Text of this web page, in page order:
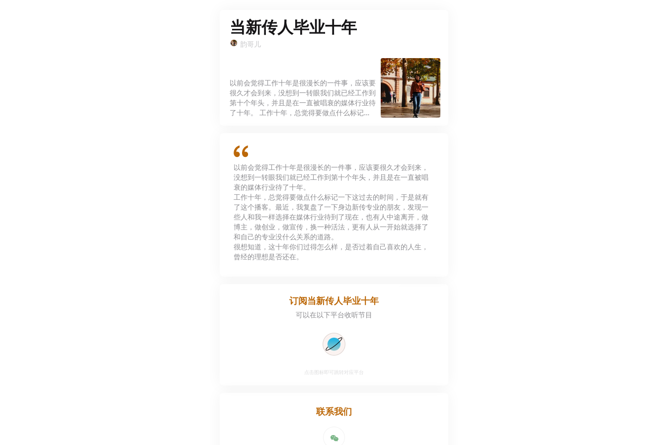
当新传人毕业十年
韵哥儿
以前会觉得工作十年是很漫长的一件事，应该要
很久才会到来，没想到一转眼我们就已经工作到
第十个年头，并且是在一直被唱衰的媒体行业待
了十年。 工作十年，总觉得要做点什么标记一
途离开，做博主，做创业，做宣传，换一种活
法，更有人从一开始就选择了和自己的专业没什
么关系的道路。 很想知道，这十年你们过得怎
么样，是否过着自己喜欢的人生，曾经的理想是
否还在。
以前会觉得工作十年是很漫长的一件事，应该要很久才会到来，
没想到一转眼我们就已经工作到第十个年头，并且是在一直被唱
衰的媒体行业待了十年。
工作十年，总觉得要做点什么标记一下这过去的时间，于是就有
了这个播客。最近，我复盘了一下身边新传专业的朋友，发现一
些人和我一样选择在媒体行业待到了现在，也有人中途离开，做
博主，做创业，做宣传，换一种活法，更有人从一开始就选择了
和自己的专业没什么关系的道路。
很想知道，这十年你们过得怎么样，是否过着自己喜欢的人生，
曾经的理想是否还在。
订阅当新传人毕业十年
可以在以下平台收听节目
点击图标即可跳转对应平台
联系我们